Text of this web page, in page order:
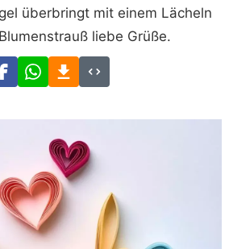
überbringt mit einem Lächeln
liebe Grüße.